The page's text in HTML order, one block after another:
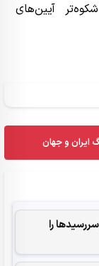
آیین‌های
ایران و جهان
را